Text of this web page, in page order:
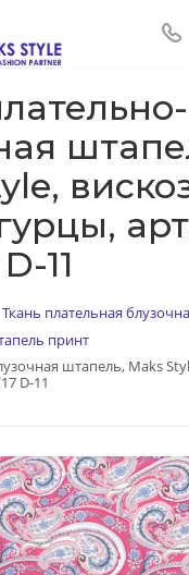
11
Ткань плательная
принт
штапель, Maks
D-11